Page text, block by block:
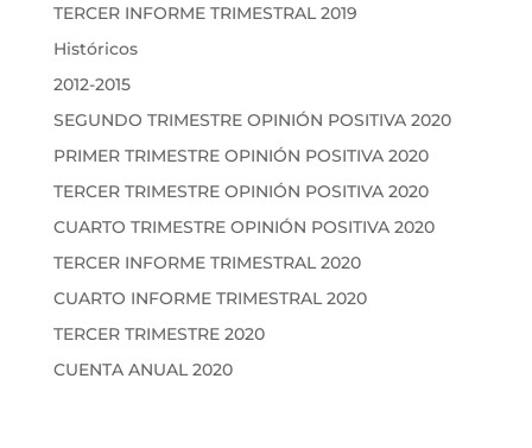
TERCER INFORME TRIMESTRAL 2019
Históricos
2012-2015
SEGUNDO TRIMESTRE OPINIÓN POSITIVA 2020
PRIMER TRIMESTRE OPINIÓN POSITIVA 2020
TERCER TRIMESTRE OPINIÓN POSITIVA 2020
CUARTO TRIMESTRE OPINIÓN POSITIVA 2020
TERCER INFORME TRIMESTRAL 2020
CUARTO INFORME TRIMESTRAL 2020
TERCER TRIMESTRE 2020
CUENTA ANUAL 2020